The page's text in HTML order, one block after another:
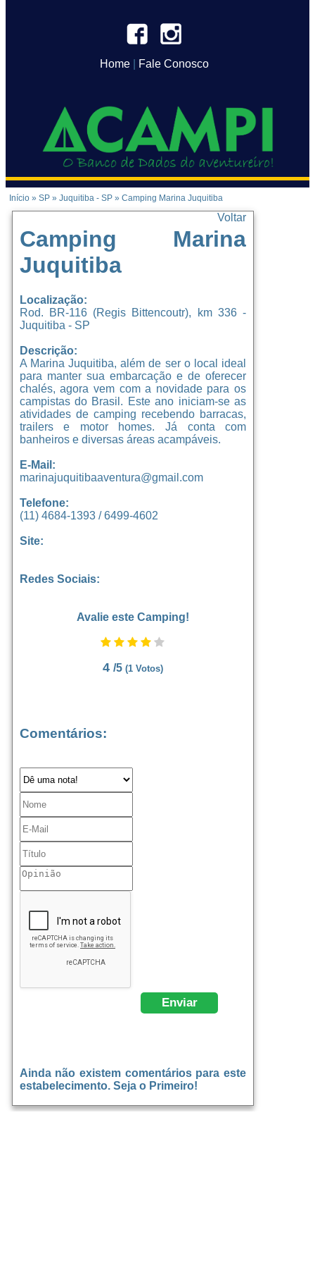
Home| Fale Conosco
Início » SP » Juquitiba - SP » Camping Marina Juquitiba
Voltar
Camping Marina
Juquitiba
Localização:
Rod. BR-116 (Regis Bittencoutr), km 336 -
Juquitiba - SP
Descrição:
A Marina Juquitiba, além de ser o local ideal
para manter sua embarcação e de oferecer
chalés, agora vem com a novidade para os
campistas do Brasil. Este ano iniciam-se as
atividades de camping recebendo barracas,
trailers e motor homes. Já conta com
banheiros e diversas áreas acampáveis.
E-Mail:
marinajuquitibaaventura@gmail.com
Telefone:
(11) 4684-1393 / 6499-4602
Site:
Redes Sociais:
Avalie este Camping!
4 /5 (1Votos)
Comentários:
Ainda não existem comentários para este
estabelecimento. Seja o Primeiro!